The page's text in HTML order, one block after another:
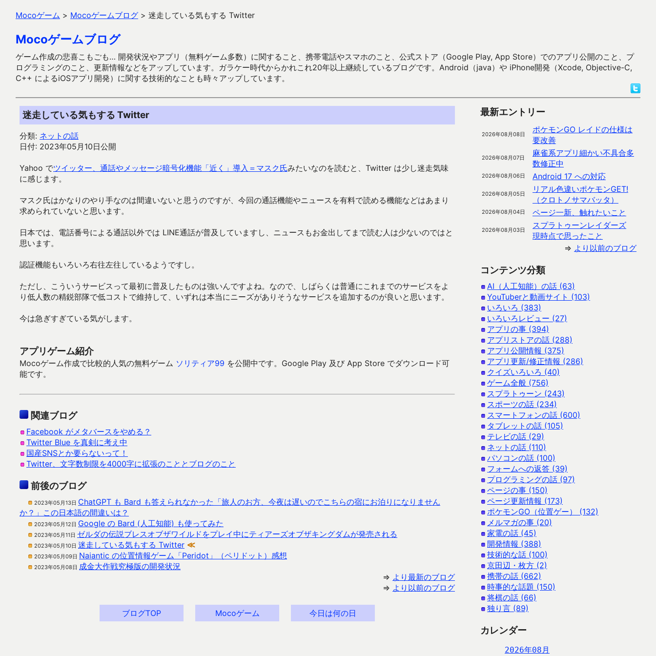
Mocoゲーム > Mocoゲームブログ > 迷走している気もする Twitter
Mocoゲームブログ
ゲーム作成の悲喜こもごも… 開発状況やアプリ（無料ゲーム多数）に関すること、携帯電話やスマホのこと、公式ストア（Google Play, App Store）でのアプリ公開のこと、プ
ログラミングのこと、更新情報などをアップしています。ガラケー時代からかれこれ20年以上継続しているブログです。Android（java）や iPhone開発（Xcode, Objective-C,
C++ によるiOSアプリ開発）に関する技術的なことも時々アップしています。
迷走している気もする Twitter
分類: ネットの話
日付: 2023年05月10日公開
Yahoo でツイッター、通話やメッセージ暗号化機能「近く」導入＝マスク氏みたいなのを読むと、Twitter は少し迷走気味
に感じます。
マスク氏はかなりのやり手なのは間違いないと思うのですが、今回の通話機能やニュースを有料で読める機能などはあまり
求められていないと思います。
日本では、電話番号による通話以外では LINE通話が普及していますし、ニュースもお金出してまで読む人は少ないのではと
思います。
認証機能もいろいろ右往左往しているようですし。
ただし、こういうサービスって最初に普及したものは強いんですよね。なので、しばらくは普通にこれまでのサービスをよ
り低人数の精鋭部隊で低コストで維持して、いずれは本当にニーズがありそうなサービスを追加するのが良いと思います。
今は急ぎすぎている気がします。
アプリゲーム紹介
Mocoゲーム作成で比較的人気の無料ゲーム ソリティア99 を公開中です。Google Play 及び App Store でダウンロード可
能です。
関連ブログ
Facebook がメタバースをやめる？
Twitter Blue を真剣に考え中
国産SNSとか要らないって！
Twitter、文字数制限を4000字に拡張のこととブログのこと
前後のブログ
2023年05月13日 ChatGPT も Bard も答えられなかった「旅人のお方、今夜は遅いのでこちらの宿にお泊りになりません
か？」この日本語の間違いは？
2023年05月12日 Google の Bard (人工知能) も使ってみた
2023年05月11日 ゼルダの伝説ブレスオブザワイルドをプレイ中にティアーズオブザキングダムが発売される
2023年05月10日 迷走している気もする Twitter ≪
2023年05月09日 Naiantic の位置情報ゲーム「Peridot」（ペリドット）感想
2023年05月08日 成金大作戦究極版の開発状況
⇒ より最新のブログ
⇒ より以前のブログ
ブログTOP Mocoゲーム 今日は何の日
最新エントリー
2026年08月08日
ポケモンGO レイドの仕様は
要改善
2026年08月07日
麻雀系アプリ細かい不具合多
数修正中
2026年08月06日 Android 17 への対応
2026年08月05日
リアル色違いポケモンGET!
（クロトノサマバッタ）
2026年08月04日 ページ一新、触れたいこと
2026年08月03日
スプラトゥーンレイダーズ
現時点で思ったこと
⇒ より以前のブログ
コンテンツ分類
AI（人工知能）の話 (63)
YouTuberと動画サイト (103)
いろいろ (383)
いろいろレビュー (27)
アプリの事 (394)
アプリストアの話 (288)
アプリ公開情報 (375)
アプリ更新/修正情報 (286)
クイズいろいろ (40)
ゲーム全般 (756)
スプラトゥーン (243)
スポーツの話 (234)
スマートフォンの話 (600)
タブレットの話 (105)
テレビの話 (29)
ネットの話 (110)
パソコンの話 (100)
フォームへの返答 (39)
プログラミングの話 (97)
ページの事 (150)
ページ更新情報 (173)
ポケモンGO（位置ゲー） (132)
メルマガの事 (20)
家電の話 (45)
開発情報 (388)
技術的な話 (100)
京田辺・枚方 (2)
携帯の話 (662)
時事的な話題 (150)
将棋の話 (66)
独り言 (89)
カレンダー
2026年08月